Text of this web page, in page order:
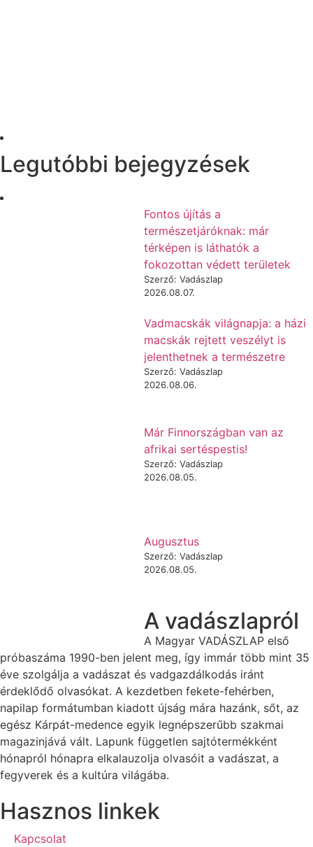
Legutóbbi bejegyzések
Fontos újítás a
természetjáróknak: már
térképen is láthatók a
fokozottan védett területek
Szerző: Vadászlap
2026.08.07.
Vadmacskák világnapja: a házi
macskák rejtett veszélyt is
jelenthetnek a természetre
Szerző: Vadászlap
2026.08.06.
Már Finnországban van az
afrikai sertéspestis!
Szerző: Vadászlap
2026.08.05.
Augusztus
Szerző: Vadászlap
2026.08.05.
A vadászlapról
A Magyar VADÁSZLAP első
próbaszáma 1990-ben jelent meg, így immár több mint 35
éve szolgálja a vadászat és vadgazdálkodás iránt
érdeklődő olvasókat. A kezdetben fekete-fehérben,
napilap formátumban kiadott újság mára hazánk, sőt, az
egész Kárpát-medence egyik legnépszerűbb szakmai
magazinjává vált. Lapunk független sajtótermékként
hónapról hónapra elkalauzolja olvasóit a vadászat, a
fegyverek és a kultúra világába.
Hasznos linkek
Kapcsolat